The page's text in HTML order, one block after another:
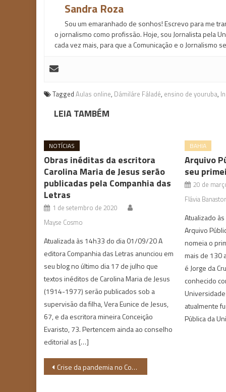
Sandra Roza
Sou um emaranhado de sonhos! Escrevo para me
o jornalismo como profissão. Hoje, sou Jornalista pela
cada vez mais, para que a Comunicação e o Jornalismo
Tagged Aulas online, Dámiláre Fáladé, ensino de youruba,
LEIA TAMBÉM
NOTÍCIAS
Obras inéditas da escritora
Carolina Maria de Jesus serão
publicadas pela Companhia das
Letras
1 de setembro de 2020
Mayse Cosmo
Atualizada às 14h33 do dia 01/09/20 A
editora Companhia das Letras anunciou em
seu blog no último dia 17 de julho que
textos inéditos de Carolina Maria de Jesus
(1914-1977) serão publicados sob a
supervisão da filha, Vera Eunice de Jesus,
67, e da escritora mineira Conceição
Evaristo, 73. Pertencem ainda ao conselho
editorial as […]
BAHIA
Arquivo
seu
20 de
Flávia Banastor
Atualizado
Arquivo
nomeia o
mais de 130
é Jorge da
conhecido
Universidade
atualmente
Pública da
Navegação
Crise da pandemia no Continente Africano expõe os valores coloniais que nunca se foram